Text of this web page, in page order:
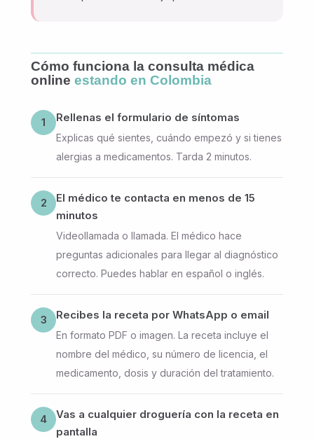
Cómo funciona la consulta médica
online estando en Colombia
1 Rellenas el formulario de síntomas
Explicas qué sientes, cuándo empezó y si tienes
alergias a medicamentos. Tarda 2 minutos.
2
El médico te contacta en menos de 15
minutos
Videollamada o llamada. El médico hace
preguntas adicionales para llegar al diagnóstico
correcto. Puedes hablar en español o inglés.
3 Recibes la receta por WhatsApp o email
En formato PDF o imagen. La receta incluye el
nombre del médico, su número de licencia, el
medicamento, dosis y duración del tratamiento.
4
Vas a cualquier droguería con la receta en
pantalla